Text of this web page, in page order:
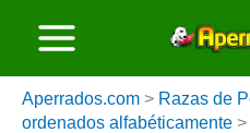
Aperrados.com > Razas de
ordenados alfabéticamente >